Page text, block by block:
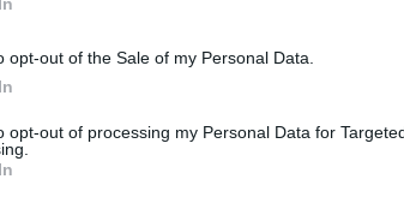
opt-out of the Sale of my Personal Data.
opt-out of processing my Personal Data for
úgy véli, önmagában az
nem fognak megszűnni a
miatt kezdeményezett
ezeket a jegyzőkönyveket nem
Agache szerint azonban az